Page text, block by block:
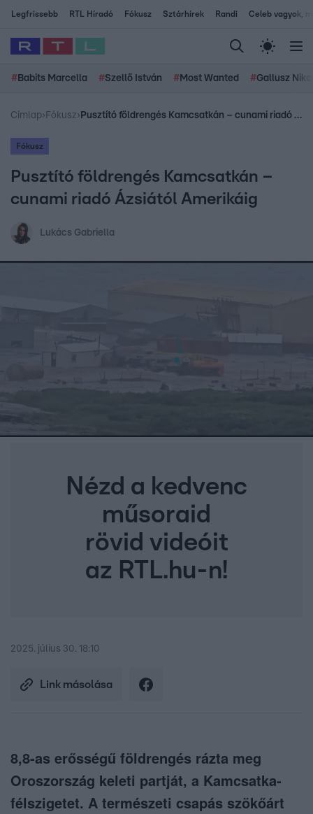
Legfrissebb RTL Híradó Fókusz Sztárhírek Randi Celeb vagyok,
# Babits Marcella #Szellő István # Most Wanted #Gallusz
Címlap› Fókusz› Pusztító földrengés Kamcsatkán – cunami riadó Ázsiától Amerikáig
Fókusz
Pusztító földrengés Kamcsatkán –
cunami riadó Ázsiától Amerikáig
Lukács Gabriella
Nézd a kedvenc
műsoraid
rövid videóit
az RTL.hu-n!
2025. július 30. 18:10
Link másolása
8,8-as erősségű földrengés rázta meg
Oroszország keleti partját, a Kamcsatka-
félszigetet. A természeti csapás szökőárt